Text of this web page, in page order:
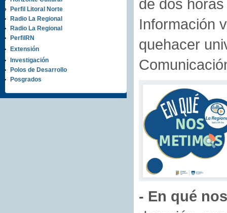
Perfil Litoral Norte
Radio La Regional
Radio La Regional
PerfilRN
Extensión
Investigación
Polos de Desarrollo
Posgrados
de dos
Información
quehacer
- En qué